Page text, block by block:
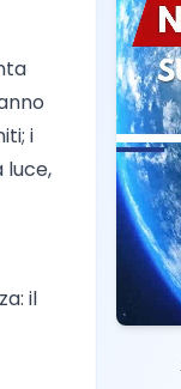
i
luce,
il